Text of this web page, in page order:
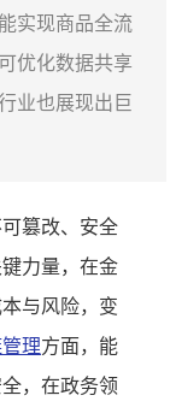
实现商品全流
优化数据共享
业也展现出巨
篡改、安全
力量，在金
与风险，变
理方面，能
，在政务领